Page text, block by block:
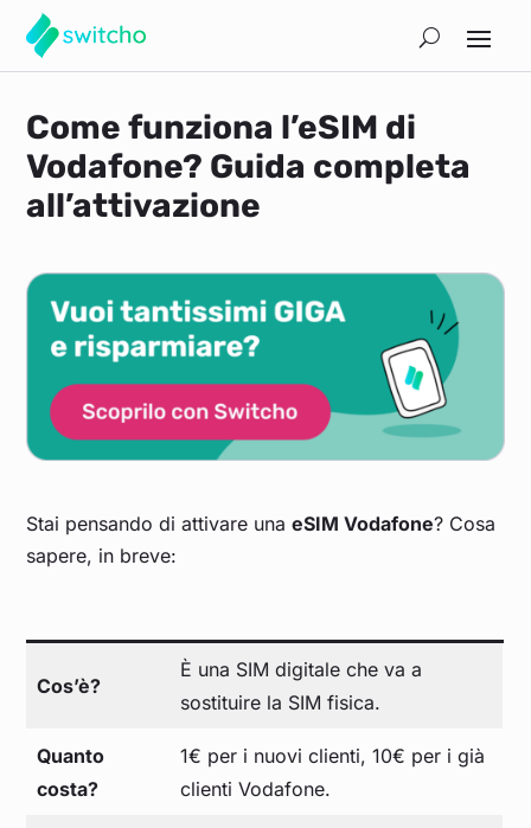
Come funziona l’eSIM di
Vodafone? Guida completa
all’attivazione
Stai pensando di attivare unaeSIM Vodafone? Cosa
sapere, in breve:
Cos’è?
È una SIM digitale che va a
sostituire la SIM fisica.
Quanto
costa?
1€ per i nuovi clienti, 10€ per i già
clienti Vodafone.